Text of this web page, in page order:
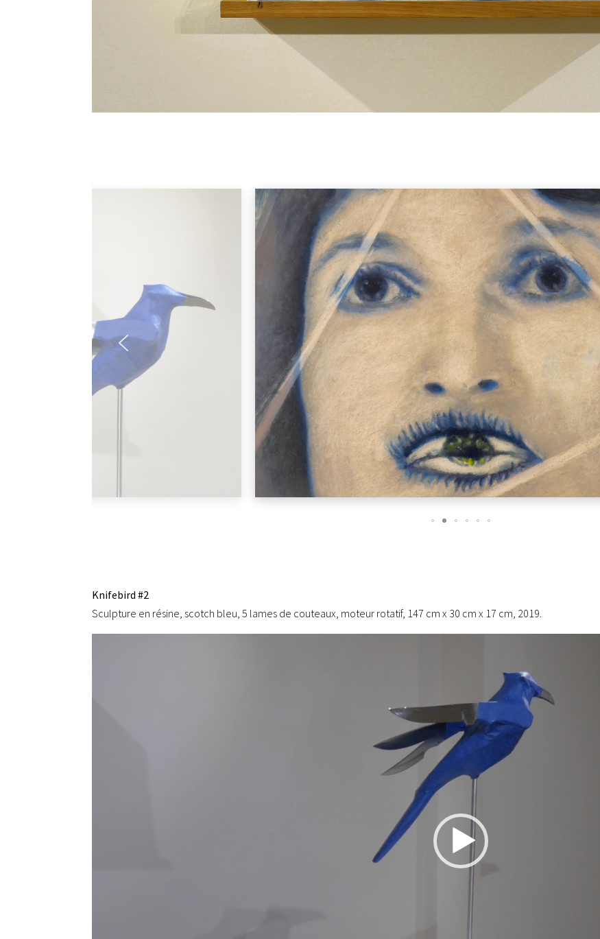
Knifebird #2
Sculpture en résine, scotch bleu, 5 lames de couteaux, moteur rotatif, 147 cm x 30 cm x 17 cm, 2019.